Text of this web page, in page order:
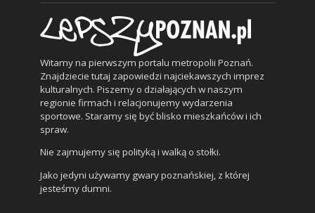
Witamy na pierwszym portalu metropolii Poznań.
Znajdziecie tutaj zapowiedzi najciekawszych imprez
kulturalnych. Piszemy o działających w naszym
regionie firmach i relacjonujemy wydarzenia
sportowe. Staramy się być blisko mieszkańców i ich
spraw.
Nie zajmujemy się polityką i walką o stołki.
Jako jedyni używamy gwary poznańskiej, z której
jesteśmy dumni.